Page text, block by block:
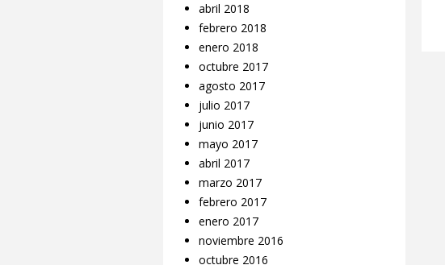
abril 2018
febrero 2018
enero 2018
octubre 2017
agosto 2017
julio 2017
junio 2017
mayo 2017
abril 2017
marzo 2017
febrero 2017
enero 2017
noviembre 2016
octubre 2016